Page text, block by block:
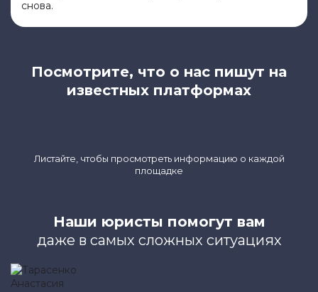
снова.
Посмотрите, что о нас пишут на
известных платформах
Листайте, чтобы просмотреть информацию о каждой
площадке
Наши юристы помогут вам
даже в самых сложных ситуациях